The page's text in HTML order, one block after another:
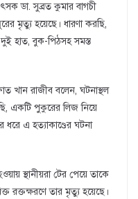
ডা. সুব্রত কুমার বাগচী
মৃত্যু হয়েছে। ধারণা করছি,
দুই হাত, বুক-পিঠসহ সমস্ত
খান রাজীব বলেন, ঘটনাস্থল
একটি পুকুরের লিজ নিয়ে
এ হত্যাকাণ্ডের ঘটনা
স্থানীয়রা টের পেয়ে তাকে
রক্তক্ষরণে তার মৃত্যু হয়েছে।